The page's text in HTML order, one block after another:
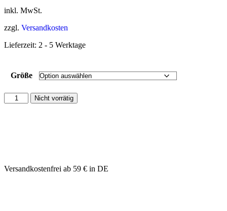
inkl. MwSt.
zzgl. Versandkosten
Lieferzeit: 2 - 5 Werktage
Größe
Nicht vorrätig
Versandkostenfrei ab 59 € in DE